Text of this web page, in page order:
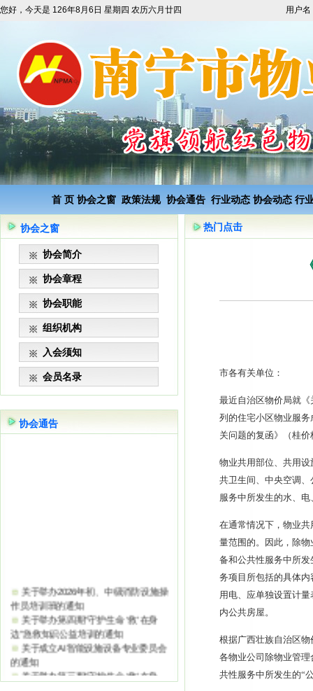
您好，今天是 126年8月6日 星期四 农历六月廿四 用户名
首 页 协会之窗 政策法规 协会通告 行业动态 协会动态 行
协会之窗
协会简介
协会章程
协会职能
组织机构
入会须知
会员名录
协会通告
关于举办2026年初、中级消防设施操
作员培训班的通知
关于举办第四期“守护生命 ‘救’在身
边”急救知识公益培训的通知
关于成立AI智能设施设备专业委员会
的通知
关于举办第三期“守护生命 ‘救’在身
边”急救知识公益培训的通知
热门点击
市各有关单位：
最近自治区物价局就
列的住宅小区物业服
关问题的复函》（桂价
物业共用部位、共用
共卫生间、中央空调
服务中所发生的水、
在通常情况下，物业
量范围的。因此，除
备和公共性服务中所
务项目所包括的具体
用电、应单独设置计
内公共房屋。
根据广西壮族自治区
各物业公司除物业管
共性服务中所发生的“